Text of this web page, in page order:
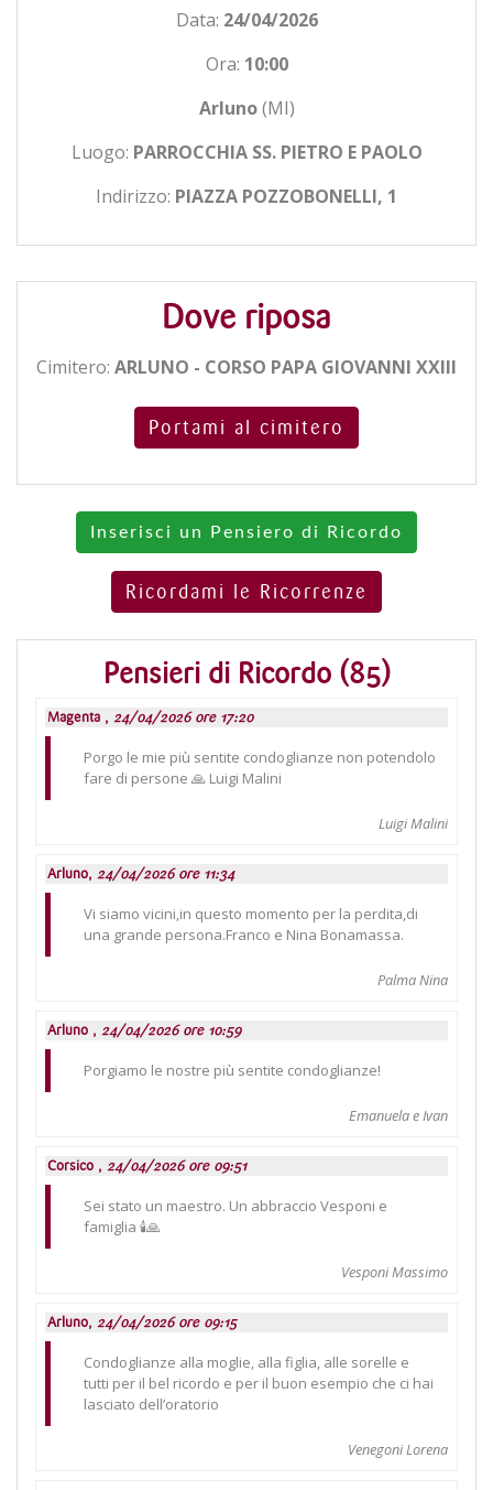
Data: 24/04/2026
Ora: 10:00
Arluno(MI)
Luogo: PARROCCHIA SS. PIETRO E PAOLO
Indirizzo: PIAZZA POZZOBONELLI, 1
Dove riposa
Cimitero: ARLUNO - CORSO PAPA GIOVANNI XXIII
Portami al cimitero
Inserisci un Pensiero di Ricordo
Ricordami le Ricorrenze
Pensieri di Ricordo (85)
Magenta , 24/04/2026 ore 17:20
Porgo le mie più sentite condoglianze non potendolo
fare di persone 🙏 Luigi Malini
Luigi Malini
Arluno, 24/04/2026 ore 11:34
Vi siamo vicini,in questo momento per la perdita,di
una grande persona.Franco e Nina Bonamassa.
Palma Nina
Arluno , 24/04/2026 ore 10:59
Porgiamo le nostre più sentite condoglianze!
Emanuela e Ivan
Corsico , 24/04/2026 ore 09:51
Sei stato un maestro. Un abbraccio Vesponi e
famiglia 🕯️🙏
Vesponi Massimo
Arluno, 24/04/2026 ore 09:15
Condoglianze alla moglie, alla figlia, alle sorelle e
tutti per il bel ricordo e per il buon esempio che ci hai
lasciato dell’oratorio
Venegoni Lorena